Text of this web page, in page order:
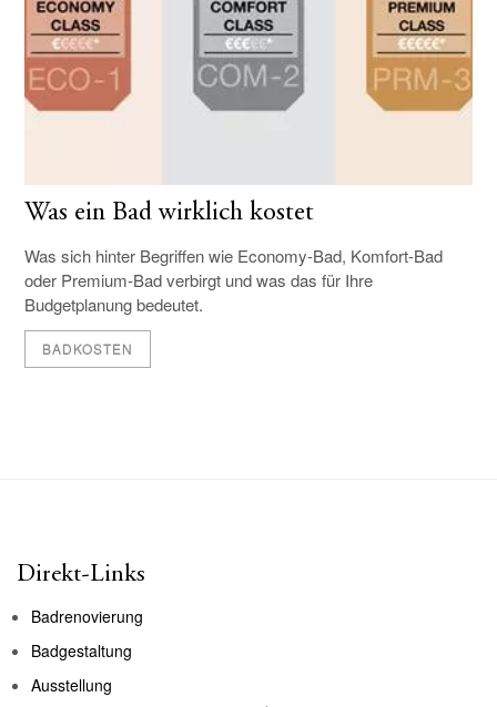
Was ein Bad wirklich kostet
Was sich hinter Begriffen wie Economy-Bad, Komfort-Bad
oder Premium-Bad verbirgt und was das für Ihre
Budgetplanung bedeutet.
BADKOSTEN
Direkt-Links
Badrenovierung
Badgestaltung
Ausstellung